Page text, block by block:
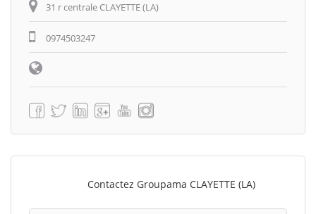
31 r centrale CLAYETTE (LA)
0974503247
Contactez Groupama CLAYETTE (LA)